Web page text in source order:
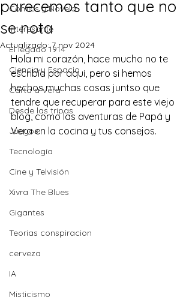
Comics y Novela
Interesante
El legado 1914
Ciencia y Espacio
Carta a Vera
Desde las tripas
Juegos
Tecnología
Cine y Telvisión
Xivra The Blues
Gigantes
Teorias conspiracion
cerveza
IA
Misticismo
parecemos tanto que no
se nota
Actualizado:7 nov 2024
Hola mi corazón, hace mucho no te
escribía por aqui, pero si hemos
hechos muchas cosas juntso que
tendre que recuperar para este viejo
blog, como las aventuras de Papá y
Vera en la cocina y tus consejos.